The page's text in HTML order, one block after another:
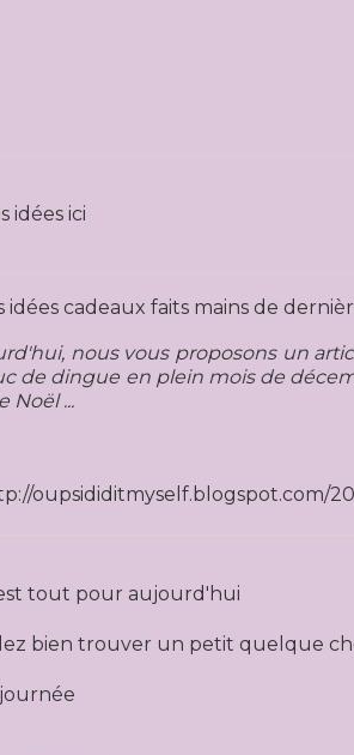
idées ici
nous vous proposons un
de dingue en plein mois de
Noël ...
oupsididitmyself.blogspot.com/
tout pour aujourd'hui
bien trouver un petit quelque